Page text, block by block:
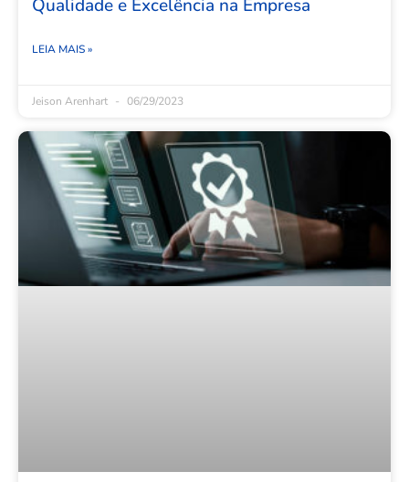
Qualidade e Excelência na Empresa
LEIA MAIS »
Jeison Arenhart 06/29/2023